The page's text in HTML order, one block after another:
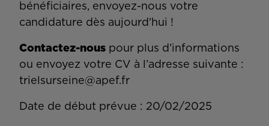
bénéficiaires, envoyez-nous votre
candidature dès aujourd'hui !
Contactez-nous pour plus d’informations
ou envoyez votre CV à l’adresse suivante :
trielsurseine@apef.fr
Date de début prévue : 20/02/2025